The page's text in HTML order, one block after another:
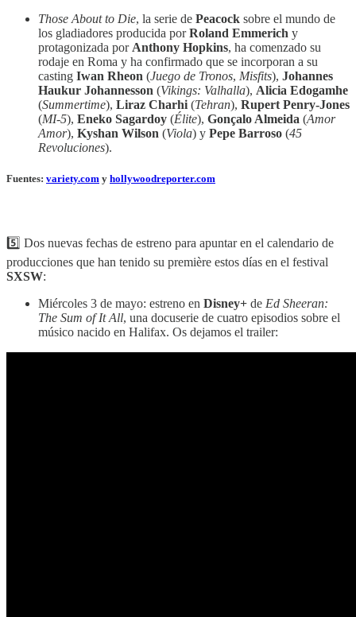
Those About to Die, la serie de Peacock sobre el mundo de
los gladiadores producida porRoland Emmerich y
protagonizada por Anthony Hopkins, ha comenzado su
rodaje en Roma y ha confirmado que se incorporan a su
casting Iwan Rheon (Juego de Tronos, Misfits), Johannes
Haukur Johannesson (Vikings: Valhalla), Alicia Edogamhe
(Summertime), Liraz Charhi (Tehran), Rupert Penry-Jones
(MI-5), Eneko Sagardoy (Élite), Gonçalo Almeida (Amor
Amor), Kyshan Wilson (Viola) y Pepe Barroso (45
Revoluciones).
Fuentes: variety.com y hollywoodreporter.com
5️⃣ Dos nuevas fechas de estreno para apuntar en el calendario de
producciones que han tenido su première estos días en el festival
SXSW:
Miércoles 3 de mayo: estreno en Disney+ de Ed Sheeran:
The Sum of It All, una docuserie de cuatro episodios sobre el
músico nacido en Halifax. Os dejamos el trailer: